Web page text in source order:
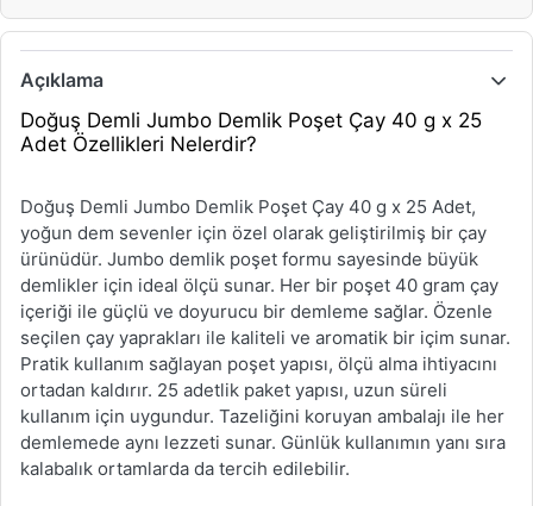
Açıklama
Doğuş Demli Jumbo Demlik Poşet Çay 40 g x 25
Adet Özellikleri Nelerdir?
Doğuş Demli Jumbo Demlik Poşet Çay 40 g x 25 Adet,
yoğun dem sevenler için özel olarak geliştirilmiş bir çay
ürünüdür. Jumbo demlik poşet formu sayesinde büyük
demlikler için ideal ölçü sunar. Her bir poşet 40 gram çay
içeriği ile güçlü ve doyurucu bir demleme sağlar. Özenle
seçilen çay yaprakları ile kaliteli ve aromatik bir içim sunar.
Pratik kullanım sağlayan poşet yapısı, ölçü alma ihtiyacını
ortadan kaldırır. 25 adetlik paket yapısı, uzun süreli
kullanım için uygundur. Tazeliğini koruyan ambalajı ile her
demlemede aynı lezzeti sunar. Günlük kullanımın yanı sıra
kalabalık ortamlarda da tercih edilebilir.